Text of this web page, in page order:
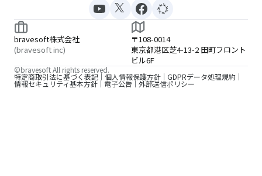
bravesoft株式会社
(bravesoft inc)
〒108-0014
東京都港区芝4-13-2 田町フロント
ビル6F
特定商取引法に基づく表記 個人情報保護方針 GDPRデータ処理規約
情報セキュリティ基本方針 電子公告 外部送信ポリシー
©bravesoft All rights reserved.